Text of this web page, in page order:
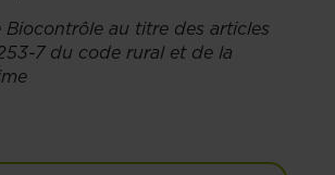
Biocontrôle au titre des articles
7 du code rural et de la